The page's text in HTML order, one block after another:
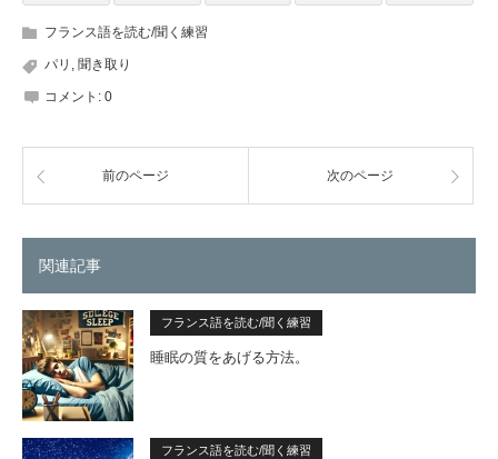
フランス語を読む/聞く練習
パリ , 聞き取り
コメント: 0
前のページ 次のページ
関連記事
フランス語を読む/聞く練習
睡眠の質をあげる方法。
フランス語を読む/聞く練習